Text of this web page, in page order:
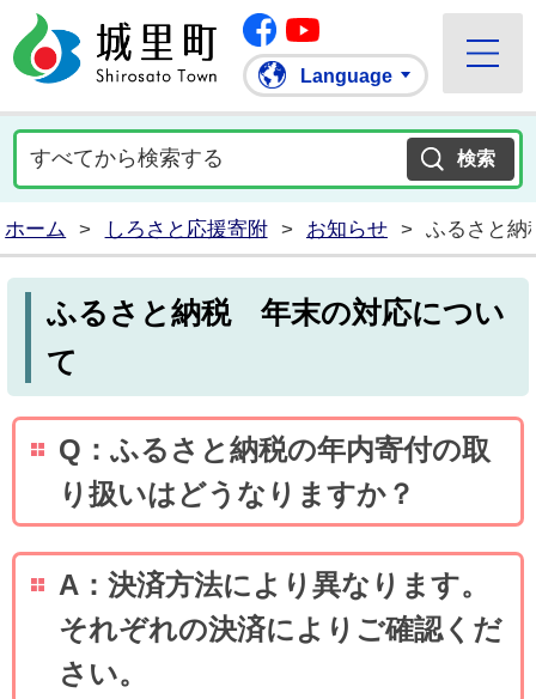
城里町ホームページ
Facebook
Language
ホーム > しろさと応援寄附 > お知らせ > ふるさと
ふるさと納税 年末の対応につい
て
Q：ふるさと納税の年内寄付の取
り扱いはどうなりますか？
A：決済方法により異なります。
それぞれの決済によりご確認くだ
さい。